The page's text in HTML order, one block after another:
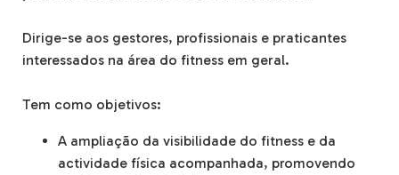
Dirige-se aos gestores, profissionais e praticantes
interessados na área do fitness em geral.
Tem como objetivos:
A ampliação da visibilidade do fitness e da
actividade física acompanhada, promovendo